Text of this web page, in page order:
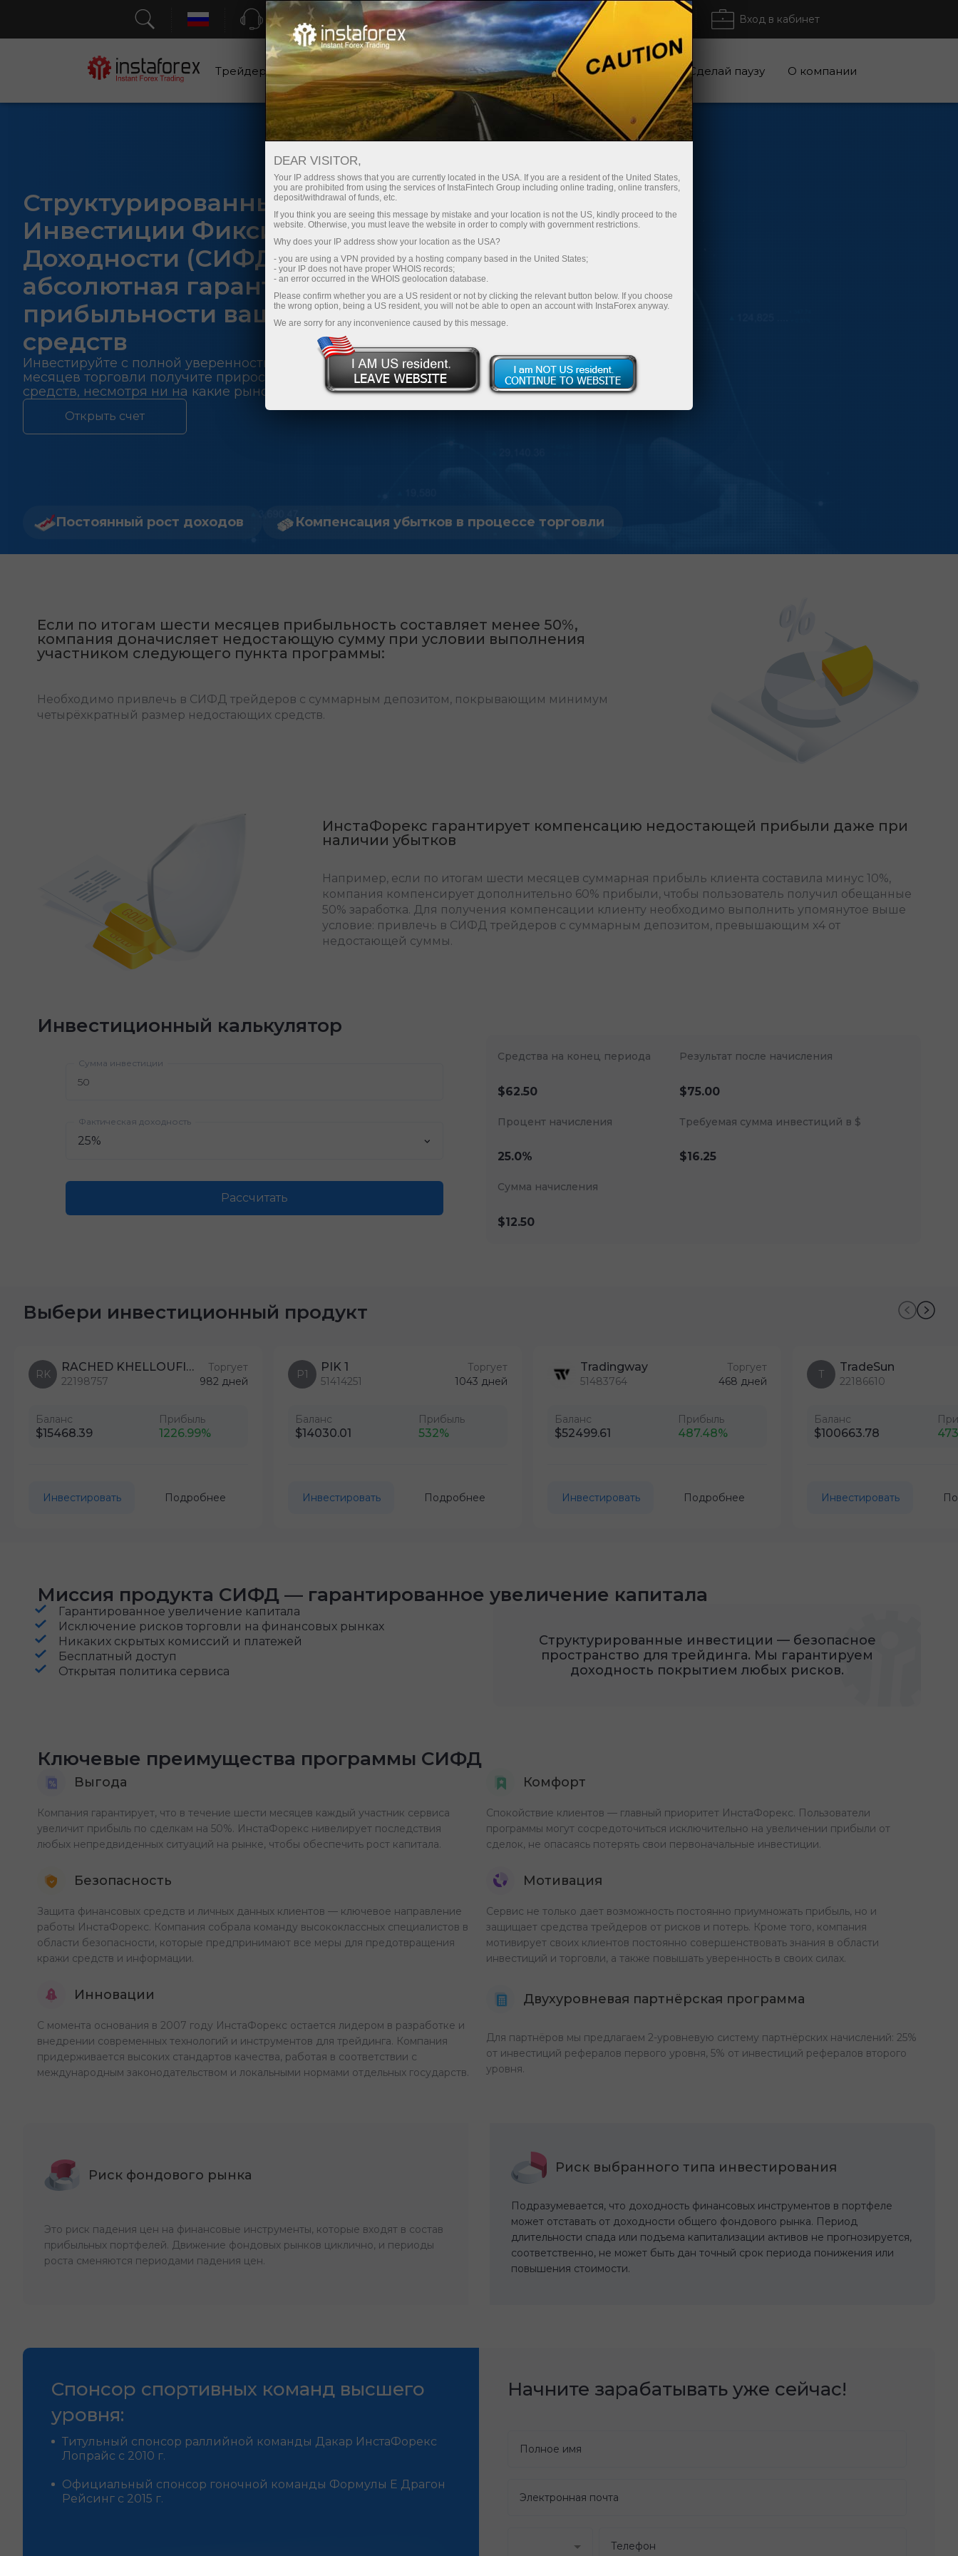
Поддержка Торговые платформы Пополнить / Вывести Вход в кабинет
Трейдерам Начинающим Инвесторам Партнерам Промоакции Сделай паузу О компании
Структурированные
Инвестиции Фиксированной
Доходности (СИФД) —
абсолютная гарантия
прибыльности ваших
средств
Инвестируйте с полной уверенностью в том, что через6
месяцев торговли получите прирост
от вложенных
средств, несмотря ни на какие рыночные факторы
Открыть счет
Постоянный рост доходов Компенсация убытков в процессе торговли
Если по итогам шести месяцев прибыльность составляет менее 50%,
компания доначисляет недостающую сумму при условии выполнения
участником следующего пункта программы:
Необходимо привлечь в СИФД трейдеров с суммарным депозитом, покрывающим минимум
четырёхкратный размер недостающих средств.
ИнстаФорекс гарантирует компенсацию недостающей прибыли даже при
наличии убытков
Например, если по итогам шести месяцев суммарная прибыль клиента составила минус 10%,
компания компенсирует дополнительно 60% прибыли, чтобы пользователь получил обещанные
50% заработка. Для получения компенсации клиенту необходимо выполнить упомянутое выше
условие: привлечь в СИФД трейдеров с суммарным депозитом, превышающим х4 от
недостающей суммы.
Инвестиционный калькулятор
Сумма инвестиции
Фактическая доходность
Рассчитать
Средства на конец периода
$62.50
Результат после начисления
$75.00
Процент начисления
25.0%
Требуемая сумма инвестиций в $
$16.25
Сумма начисления
$12.50
Выбери инвестиционный продукт
RK
RACHED KHELLOUFI YAHIA
22198757
Торгует
982 дней
Баланс
$15468.39
Прибыль
1226.99%
Инвестировать Подробнее
P1
PIK 1
51414251
Торгует
1043 дней
Баланс
$14030.01
Прибыль
532%
Инвестировать Подробнее
Tradingway
51483764
Торгует
468 дней
Баланс
$52499.61
Прибыль
487.48%
Инвестировать Подробнее
T
TradeSun
22186610
Баланс
$100663.78
Инвестировать
Миссия продукта СИФД — гарантированное увеличение капитала
Гарантированное увеличение капитала
Исключение рисков торговли на финансовых рынках
Никаких скрытых комиссий и платежей
Бесплатный доступ
Открытая политика сервиса
Структурированные инвестиции — безопасное
пространство для трейдинга. Мы гарантируем
доходность покрытием любых рисков.
Ключевые преимущества программы СИФД
Выгода
Компания гарантирует, что в течение шести месяцев каждый участник сервиса
увеличит прибыль по сделкам на 50%. ИнстаФорекс нивелирует последствия
любых непредвиденных ситуаций на рынке, чтобы обеспечить рост капитала.
Комфорт
Спокойствие клиентов — главный приоритет ИнстаФорекс. Пользователи
программы могут сосредоточиться исключительно на увеличении прибыли от
сделок, не опасаясь потерять свои первоначальные инвестиции.
Безопасность
Защита финансовых средств и личных данных клиентов — ключевое направление
работы ИнстаФорекс. Компания собрала команду высококлассных специалистов в
области безопасности, которые предпринимают все меры для предотвращения
кражи средств и информации.
Мотивация
Сервис не только дает возможность постоянно приумножать прибыль, но и
защищает средства трейдеров от рисков и потерь. Кроме того, компания
мотивирует своих клиентов постоянно совершенствовать знания в области
инвестиций и торговли, а также повышать уверенность в своих силах.
Инновации
С момента основания в 2007 году ИнстаФорекс остается лидером в разработке и
внедрении современных технологий и инструментов для трейдинга. Компания
придерживается высоких стандартов качества, работая в соответствии с
международным законодательством и локальными нормами отдельных государств.
Двухуровневая партнёрская программа
Для партнёров мы предлагаем 2-уровневую систему партнёрских начислений: 25%
от инвестиций рефералов первого уровня, 5% от инвестиций рефералов второго
уровня.
Риск фондового рынка
Это риск падения цен на финансовые инструменты, которые входят в состав
прибыльных портфелей. Движение фондовых рынков циклично, и периоды
роста сменяются периодами падения цен.
Риск выбранного типа инвестирования
Подразумевается, что доходность финансовых инструментов в портфеле
может отставать от доходности общего фондового рынка. Период
длительности спада или подъема капитализации активов не прогнозируется,
соответственно, не может быть дан точный срок периода понижения или
повышения стоимости.
Спонсор спортивных команд высшего
уровня:
Титульный спонсор раллийной команды Дакар ИнстаФорекс
Лопрайс с 2010 г.
Официальный спонсор гоночной команды Формулы Е Драгон
Рейсинг с 2015 г.
Начните зарабатывать уже сейчас!
DEAR VISITOR,
Your IP address shows that you are currently located in the USA. If you are a resident of the United States,
you are prohibited from using the services of InstaFintech Group including online trading, online transfers,
deposit/withdrawal of funds, etc.
If you think you are seeing this message by mistake and your location is not the US, kindly proceed to the
website. Otherwise, you must leave the website in order to comply with government restrictions.
Why does your IP address show your location as the USA?
- you are using a VPN provided by a hosting company based in the United States;
- your IP does not have proper WHOIS records;
- an error occurred in the WHOIS geolocation database.
Please confirm whether you are a US resident or not by clicking the relevant button below. If you choose
the wrong option, being a US resident, you will not be able to open an account with InstaForex anyway.
We are sorry for any inconvenience caused by this message.